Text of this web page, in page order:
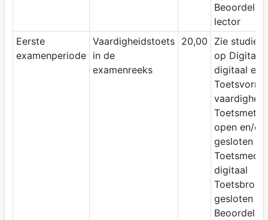
lector
Eerste
examenperiode
Vaardigheidstoets
in de
examenreeks
20,00
Zie
op Digitap;
digitaal
Toetsvorm:
open en/of
gesloten
digitaal
Toetsbron:
gesloten